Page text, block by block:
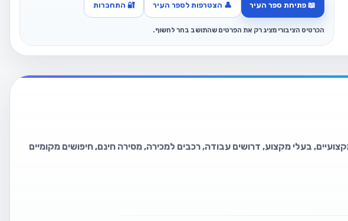
📖 פתיחת ספר העיר 👤 הצטרפות לספר העיר 🔐 התחברות
הכרטיס הציבורי מציג רק את הפרטים שהתושב בחר לחשוף.
בעלי מקצוע, דרושים עבודה, רכבים למכירה, מסירה חינם, חיפושים מקומיים